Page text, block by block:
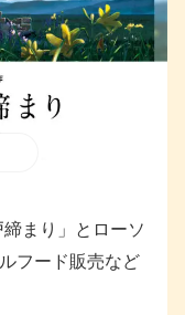
まり」とローソ
フード販売など